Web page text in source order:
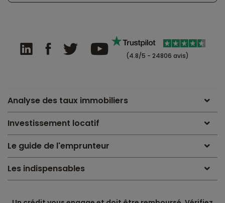
(4.8/5 - 24806 avis)
Analyse des taux immobiliers
Investissement locatif
Le guide de l'emprunteur
Les indispensables